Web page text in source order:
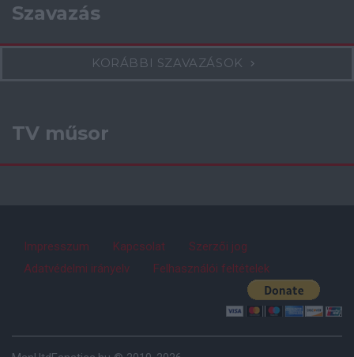
Szavazás
KORÁBBI SZAVAZÁSOK
TV műsor
Impresszum Kapcsolat
Szerzői jog
Adatvédelmi irányelv
Felhasználói feltételek